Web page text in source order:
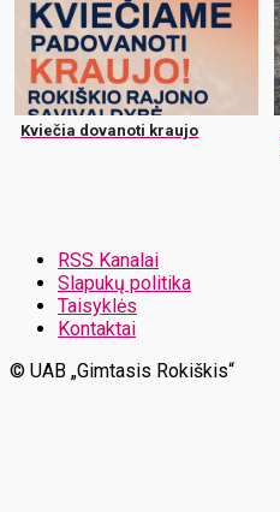
Kviečia dovanoti kraujo
RSS Kanalai
Slapukų politika
Taisyklės
Kontaktai
© UAB „Gimtasis Rokiškis“